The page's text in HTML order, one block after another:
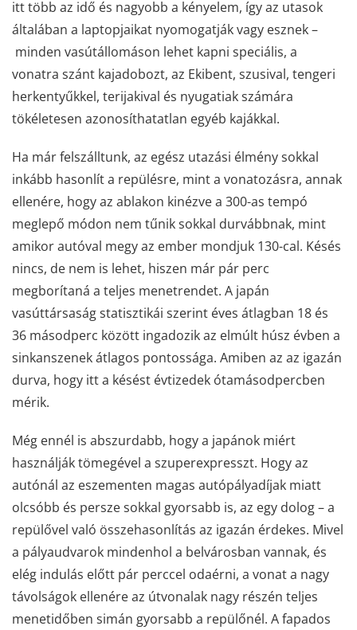
itt több az idő és nagyobb a kényelem, így az utasok
általában a laptopjaikat nyomogatják vagy esznek –
minden vasútállomáson lehet kapni speciális, a
vonatra szánt kajadobozt, az Ekibent, szusival, tengeri
herkentyűkkel, terijakival és nyugatiak számára
tökéletesen azonosíthatatlan egyéb kajákkal.
Ha már felszálltunk, az egész utazási élmény sokkal
inkább hasonlít a repülésre, mint a vonatozásra, annak
ellenére, hogy az ablakon kinézve a 300-as tempó
meglepő módon nem tűnik sokkal durvábbnak, mint
amikor autóval megy az ember mondjuk 130-cal. Késés
nincs, de nem is lehet, hiszen már pár perc
megborítaná a teljes menetrendet. A japán
vasúttársaság statisztikái szerint éves átlagban 18 és
36 másodperc között ingadozik az elmúlt húsz évben a
sinkanszenek átlagos pontossága. Amiben az az igazán
durva, hogy itt a késést évtizedek ótamásodpercben
mérik.
Még ennél is abszurdabb, hogy a japánok miért
használják tömegével a szuperexpresszt. Hogy az
autónál az eszementen magas autópályadíjak miatt
olcsóbb és persze sokkal gyorsabb is, az egy dolog – a
repülővel való összehasonlítás az igazán érdekes. Mivel
a pályaudvarok mindenhol a belvárosban vannak, és
elég indulás előtt pár perccel odaérni, a vonat a nagy
távolságok ellenére az útvonalak nagy részén teljes
menetidőben simán gyorsabb a repülőnél. A fapados